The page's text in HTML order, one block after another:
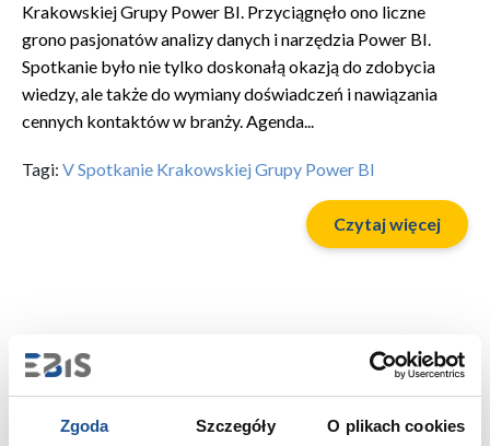
Zgoda Szczegóły O plikach cookies
Krakowskiej Grupy Power BI. Przyciągnęło ono liczne
grono pasjonatów analizy danych i narzędzia Power BI.
Spotkanie było nie tylko doskonałą okazją do zdobycia
wiedzy, ale także do wymiany doświadczeń i nawiązania
cennych kontaktów w branży. Agenda...
Tagi: V Spotkanie Krakowskiej Grupy Power BI
Czytaj więcej